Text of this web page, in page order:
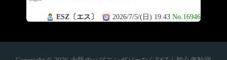
ESZ〔エス〕 2026/7/5/(日) 19:43 No.16946